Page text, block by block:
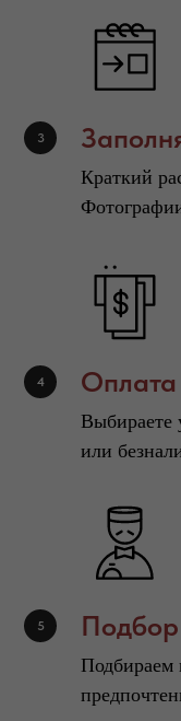
Краткий
Оплата
Выбираете
или
Подбираем